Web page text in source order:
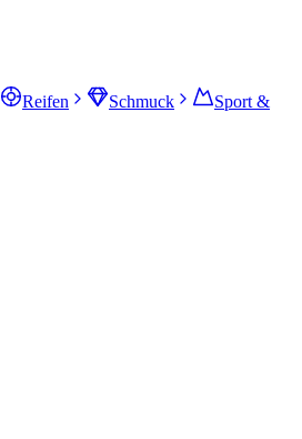
Reifen Schmuck
Sport &